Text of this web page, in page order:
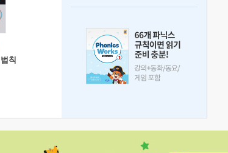
칙